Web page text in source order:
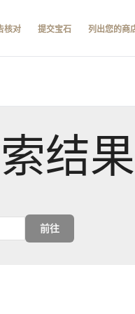
核对 提交宝石 列出您的商
结果
前往